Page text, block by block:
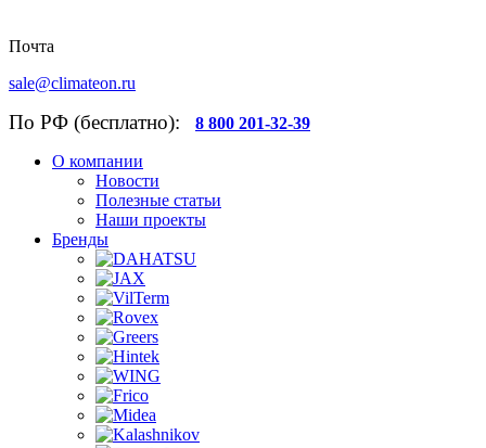
Почта
sale@climateon.ru
По РФ (бесплатно): 8 800 201-32-39
О компании
Новости
Полезные статьи
Наши проекты
Бренды